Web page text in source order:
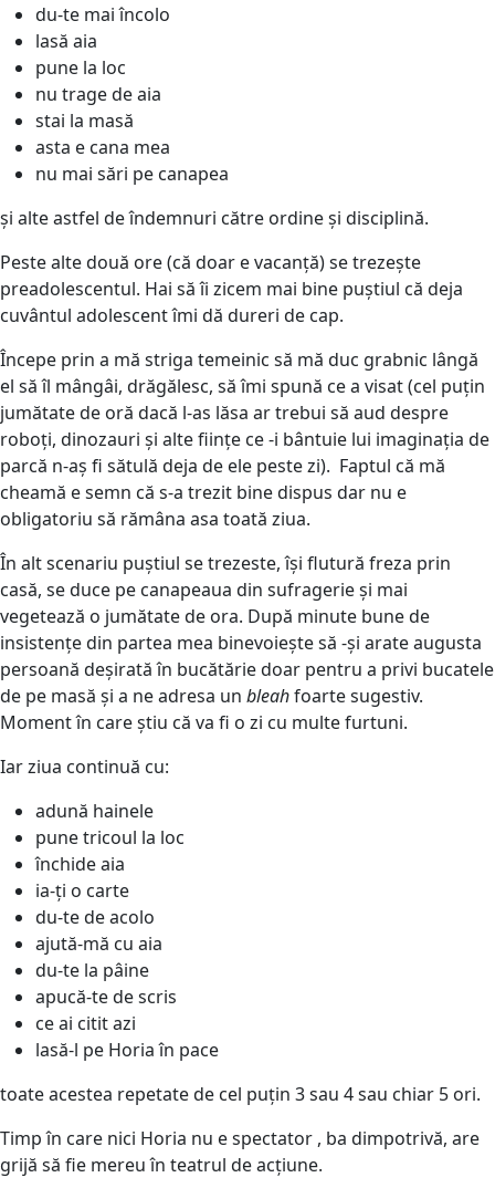
du-te mai încolo
lasă aia
pune la loc
nu trage de aia
stai la masă
asta e cana mea
nu mai sări pe canapea
și alte astfel de îndemnuri către ordine și disciplină.
Peste alte două ore (că doar e vacanță) se trezește
preadolescentul. Hai să îi zicem mai bine puștiul că deja
cuvântul adolescent îmi dă dureri de cap.
Începe prin a mă striga temeinic să mă duc grabnic lângă
el să îl mângâi, drăgălesc, să îmi spună ce a visat (cel puțin
jumătate de oră dacă l-as lăsa ar trebui să aud despre
roboți, dinozauri și alte ființe ce -i bântuie lui imaginația de
parcă n-aș fi sătulă deja de ele peste zi). Faptul că mă
cheamă e semn că s-a trezit bine dispus dar nu e
obligatoriu să rămâna asa toată ziua.
În alt scenariu puștiul se trezeste, își flutură freza prin
casă, se duce pe canapeaua din sufragerie și mai
vegetează o jumătate de ora. După minute bune de
insistențe din partea mea binevoiește să -și arate augusta
persoană deșirată în bucătărie doar pentru a privi bucatele
de pe masă și a ne adresa un bleahfoarte sugestiv.
Moment în care știu că va fi o zi cu multe furtuni.
Iar ziua continuă cu:
adună hainele
pune tricoul la loc
închide aia
ia-ți o carte
du-te de acolo
ajută-mă cu aia
du-te la pâine
apucă-te de scris
ce ai citit azi
lasă-l pe Horia în pace
toate acestea repetate de cel puțin 3 sau 4 sau chiar 5 ori.
Timp în care nici Horia nu e spectator , ba dimpotrivă, are
grijă să fie mereu în teatrul de acțiune.